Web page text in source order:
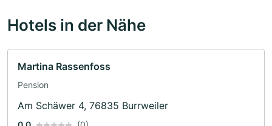
Hotels in der Nähe
Martina Rassenfoss
Pension
Am Schäwer 4, 76835 Burrweiler